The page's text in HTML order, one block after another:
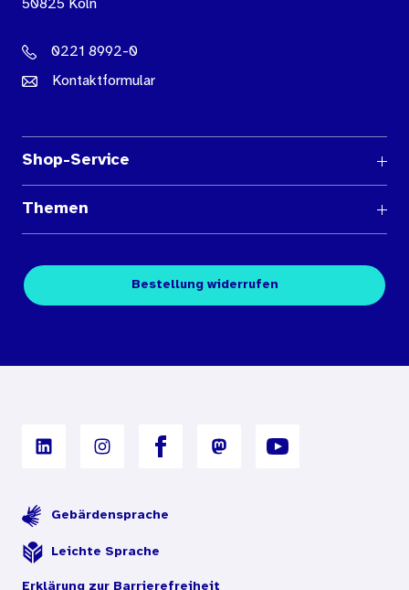
50825 Köln
0221 8992-0
Kontaktformular
Shop-Service
Medienübersichten
Kontakt
Themen
Fachpublikationen
Digitales Archiv
Bestellung widerrufen
Gebärdensprache
Leichte Sprache
Erklärung zur Barrierefreiheit